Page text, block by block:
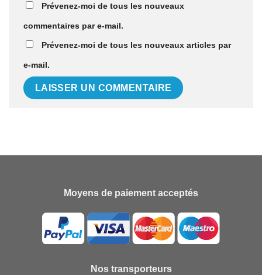
Prévenez-moi de tous les nouveaux
commentaires par e-mail.
Prévenez-moi de tous les nouveaux articles par
e-mail.
Moyens de paiement acceptés
Nos transporteurs